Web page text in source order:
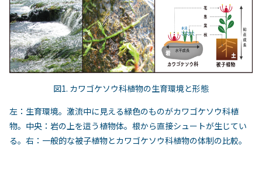
図1. カワゴケソウ科植物の生育環境と形態
左：生育環境。激流中に見える緑色のものがカワゴケソウ科植
物。中央：岩の上を這う植物体。根から直接シュートが生じてい
る。右：一般的な被子植物とカワゴケソウ科植物の体制の比較。